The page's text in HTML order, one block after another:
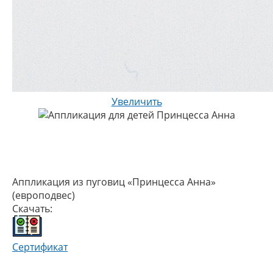
Увеличить
Аппликация из пуговиц «Принцесса Анна»
(европодвес)
Скачать:
Сертификат